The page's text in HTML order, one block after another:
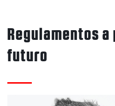
Regulamentos a
futuro